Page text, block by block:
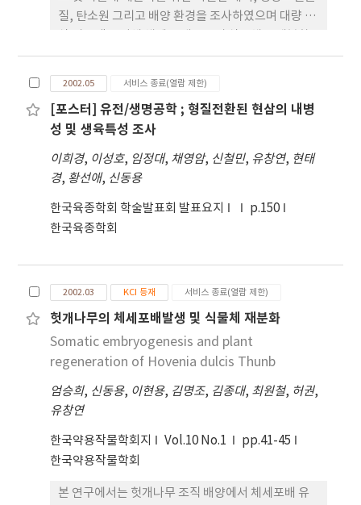
질, 탄소원 그리고 배양 환경을 조사하였으며 대량 번
하기전 세포 동조화와 건실한 유묘 생산에 최적인 배
양 조건을 조사하였다. 강원도 양양 헛개나무 자생지
에서 채취한 종자를 배배양하여 기내 발아시킴으로
기내 식물체를 얻었으며 이를 본실험에 이용하였다.
기내 발아후 7-14일 된 식물체의 자엽과 잎 절편을
NAA를 처리한 배지에 배양했을 때 callus 상태를 거
치지 않고 직접 shoot가 유기되었는데 NAA 0.5mg/
shoot의 수도 2.8개였다. NAA와 BA 조합처리 하였
을 때 BA 0.1mg/ + NAA 1mg/에서 38.1%의 형성율
유기 되었다. 체세포배는 NAA와 2,4-D의 단독처리
또는 BA와의 조합처리에서 발생하였으며 직접 체세
+ 2,4-D 1mg/ 또는 BA 0.1mg/ + NAA 1mg/ 에서
발생한 배발생 캘러스의 생장과 성숙 및 발아에 최적
배양 조건을 조사하였을 때 GA3 1mg/ 을 처리하여
배 발아를 촉진시켰으며 자엽은 발달하지 못하고 하
배축이 신장하여 유근이 발생한 형태의 유묘를 생산
2002.05 서비스 종료(열람 제한)
[포스터] 유전/생명공학 ; 형질전환된 현삼의 내병
성 및 생육특성 조사
이희경, 이성호, 임정대, 채영암, 신철민, 유창연, 현태
경, 황선애, 신동용
한국육종학회 학술발표회 발표요지
p.150
한국육종학회
2002.03 KCI 등재 서비스 종료(열람 제한)
헛개나무의 체세포배발생 및 식물체 재분화
Somatic embryogenesis and plant
regeneration of Hovenia dulcis Thunb
엄승희, 신동용, 이현용, 김명조, 김종대, 최원철, 허권,
유창연
한국약용작물학회지 Vol.10 No.1
pp.41-45
한국약용작물학회
본 연구에서는 헛개나무 조직 배양에서 체세포배 유